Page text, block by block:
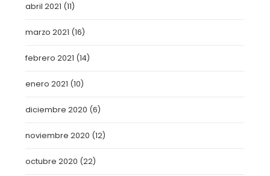
abril 2021 (11)
marzo 2021 (16)
febrero 2021 (14)
enero 2021 (10)
diciembre 2020 (6)
noviembre 2020 (12)
octubre 2020 (22)